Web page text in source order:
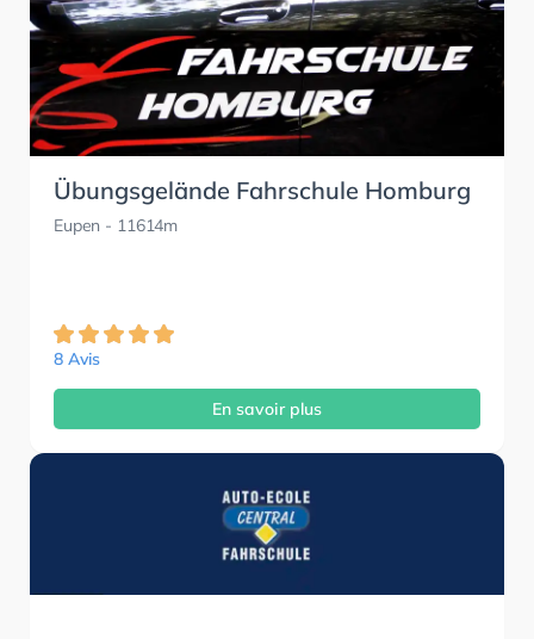
Übungsgelände Fahrschule Homburg
Eupen - 11614m
8 Avis
En savoir plus